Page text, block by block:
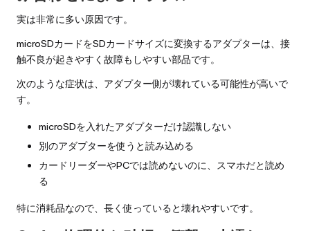
実は非常に多い原因です。
microSDカードをSDカードサイズに変換するアダプターは、接
触不良が起きやすく故障もしやすい部品です。
次のような症状は、アダプター側が壊れている可能性が高いで
す。
microSDを入れたアダプターだけ認識しない
別のアダプターを使うと読み込める
カードリーダーやPCでは読めないのに、スマホだと読め
る
特に消耗品なので、長く使っていると壊れやすいです。